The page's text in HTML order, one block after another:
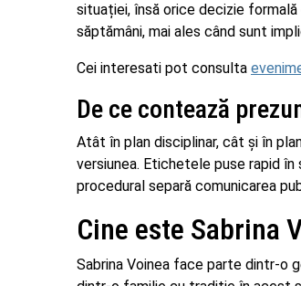
situației, însă orice decizie
săptămâni, mai ales când sunt
Cei interesati pot consulta
De ce contează
Atât în plan disciplinar, cât și în
versiunea. Etichetele puse rapid
procedural separă comunicarea
Cine este Sabrina
Sabrina Voinea face parte dintr-o